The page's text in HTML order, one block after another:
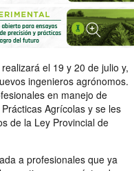
el 19 y 20 de julio y,
ingenieros agrónomos.
en manejo de
Agrícolas y se les
de la Ley Provincial de
a profesionales que ya